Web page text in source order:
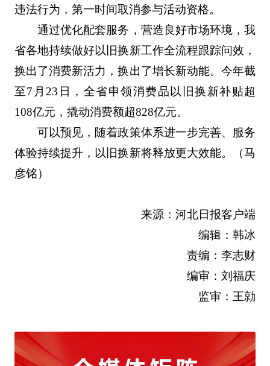
违法行为，第一时间取消参与活动资格。
通过优化配套服务，营造良好市场环境，我
省各地持续做好以旧换新工作全流程跟踪问效，
换出了消费新活力，换出了增长新动能。今年截
至7月23日，全省申领消费品以旧换新补贴超
108亿元，撬动消费额超828亿元。
可以预见，随着政策体系进一步完善、服务
体验持续提升，以旧换新将释放更大效能。（马
彦铭）
来源：河北日报客户端
编辑：韩冰
责编：李志财
编审：刘福庆
监审：王勍